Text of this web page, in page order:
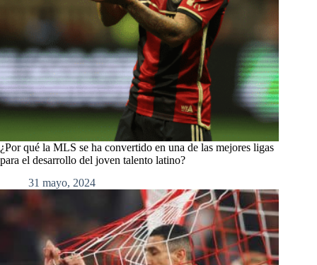
¿Por qué la MLS se ha convertido en una de las mejores ligas
para el desarrollo del joven talento latino?
31 mayo, 2024